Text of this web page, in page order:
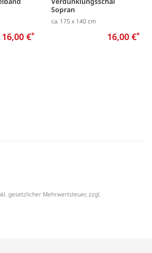
16,00 €*
Sopran
ca. 175 x 140 cm
16,00 €*
gesetzlicher Mehrwertsteuer, zzgl.